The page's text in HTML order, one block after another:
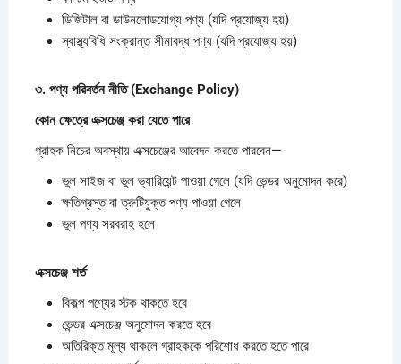
ডিজিটাল বা ডাউনলোডযোগ্য পণ্য (যদি প্রযোজ্য হয়)
স্বাস্থ্যবিধি সংক্রান্ত সীমাবদ্ধ পণ্য (যদি প্রযোজ্য হয়)
৩. পণ্যপরিবর্তননীতি (Exchange Policy)
কোনক্ষেত্রেএক্সচেঞ্জ করাযেতেপারে
গ্রাহক নিচের অবস্থায় এক্সচেঞ্জের আবেদন করতে পারবেন—
ভুল সাইজ বা ভুল ভ্যারিয়েন্ট পাওয়া গেলে (যদি ভেন্ডর অনুমোদন করে)
ক্ষতিগ্রস্ত বা ত্রুটিযুক্ত পণ্য পাওয়া গেলে
ভুল পণ্য সরবরাহ হলে
এক্সচেঞ্জ শর্ত
বিকল্প পণ্যের স্টক থাকতে হবে
ভেন্ডর এক্সচেঞ্জ অনুমোদন করতে হবে
অতিরিক্ত মূল্য থাকলে গ্রাহককে পরিশোধ করতে হতে পারে